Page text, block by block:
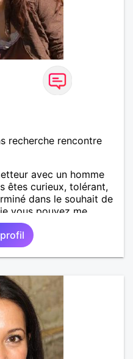
recherche rencontre
avec un homme
êtes curieux, tolérant,
dans le souhait de
vous pouvez me